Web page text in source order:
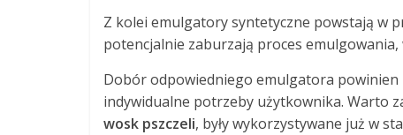
Z kolei emulgatory syntetyczne powstają w
potencjalnie zaburzają proces
Dobór odpowiedniego emulgatora powinien
indywidualne potrzeby użytkownika. Warto
wosk pszczeli, były wykorzystywane już w